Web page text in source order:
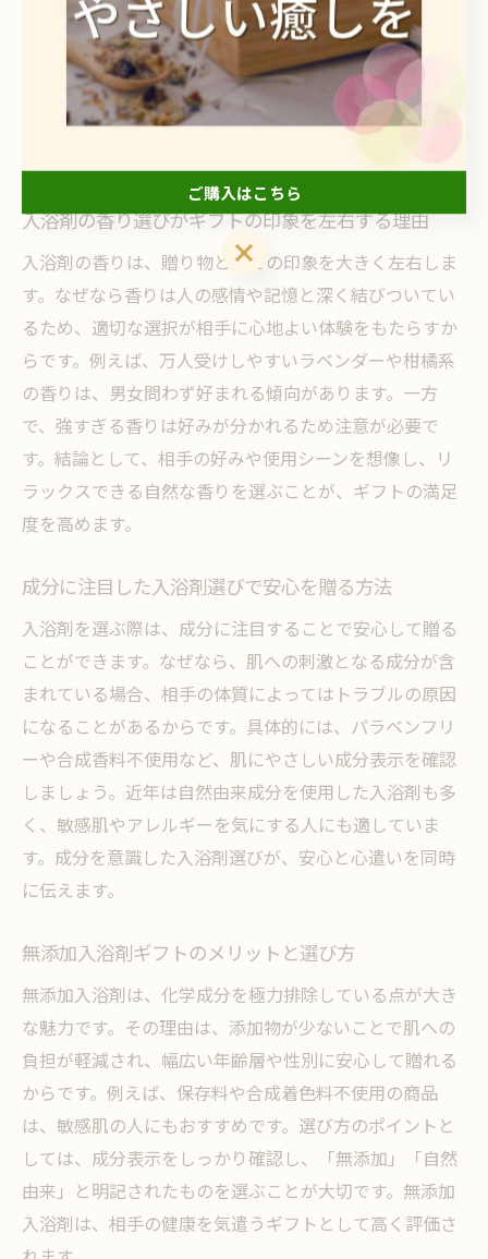
香りや成分にこだわる入浴剤の選び方
とは
入浴剤の香り選びがギフトの印象を左右する理由
入浴剤の香りは、贈り物としての印象を大きく左右しま
す。なぜなら香りは人の感情や記憶と深く結びついてい
るため、適切な選択が相手に心地よい体験をもたらすか
らです。例えば、万人受けしやすいラベンダーや柑橘系
の香りは、男女問わず好まれる傾向があります。一方
で、強すぎる香りは好みが分かれるため注意が必要で
す。結論として、相手の好みや使用シーンを想像し、リ
ラックスできる自然な香りを選ぶことが、ギフトの満足
度を高めます。
成分に注目した入浴剤選びで安心を贈る方法
入浴剤を選ぶ際は、成分に注目することで安心して贈る
ことができます。なぜなら、肌への刺激となる成分が含
まれている場合、相手の体質によってはトラブルの原因
になることがあるからです。具体的には、パラベンフリ
ーや合成香料不使用など、肌にやさしい成分表示を確認
しましょう。近年は自然由来成分を使用した入浴剤も多
く、敏感肌やアレルギーを気にする人にも適していま
す。成分を意識した入浴剤選びが、安心と心遣いを同時
に伝えます。
無添加入浴剤ギフトのメリットと選び方
無添加入浴剤は、化学成分を極力排除している点が大き
な魅力です。その理由は、添加物が少ないことで肌への
負担が軽減され、幅広い年齢層や性別に安心して贈れる
からです。例えば、保存料や合成着色料不使用の商品
は、敏感肌の人にもおすすめです。選び方のポイントと
しては、成分表示をしっかり確認し、「無添加」「自然
由来」と明記されたものを選ぶことが大切です。無添加
入浴剤は、相手の健康を気遣うギフトとして高く評価さ
ご購入はこちら
ご購入はこちら